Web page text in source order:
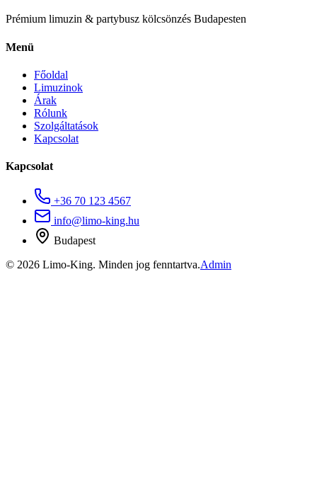
Prémium limuzin & partybusz kölcsönzés Budapesten
Menü
Főoldal
Limuzinok
Árak
Rólunk
Szolgáltatások
Kapcsolat
Kapcsolat
+36 70 123 4567
info@limo-king.hu
Budapest
© 2026 Limo-King. Minden jog fenntartva.Admin